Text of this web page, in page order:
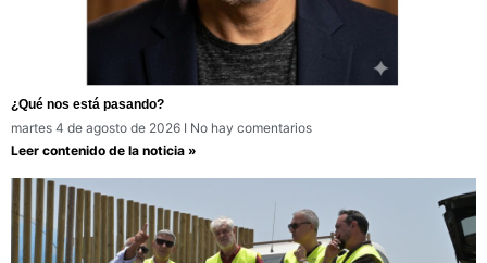
¿Qué nos está pasando?
martes 4 de agosto de 2026
No hay comentarios
Leer contenido de la noticia »